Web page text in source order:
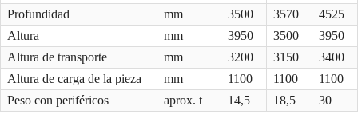
Profundidad
mm 3500 3570
4525
Altura
mm 3950 3500
3950
Altura de transporte
mm 3200 3150
3400
Altura de carga de la pieza
mm 1100 1100
1100
Peso con periféricos
aprox. t 14,5 18,5 30